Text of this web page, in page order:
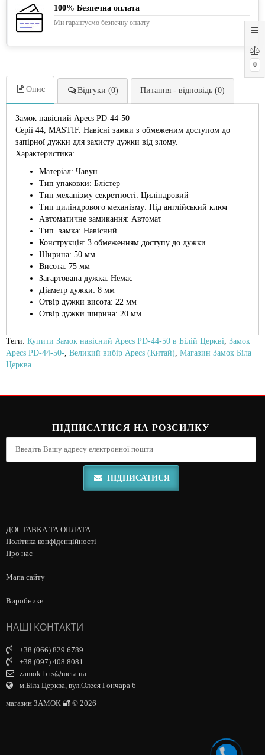
0
100% Безпечна оплата
Ми гарантуємо безпечну оплату
Опис Відгуки (0) Питання - відповідь (0)
Замок навісний Apecs PD-44-50
Серії 44, MASTIF. Навісні замки з обмеженим доступом до
запірної дужки для захисту дужки від злому.
Характеристика:
Матеріал: Чавун
Тип упаковки: Блістер
Тип механізму секретності: Циліндровий
Тип циліндрового механізму: Під англійський ключ
Автоматичне замикання: Автомат
Тип замка: Навісний
Конструкція: З обмеженням доступу до дужки
Ширина: 50 мм
Висота: 75 мм
Загартована дужка: Немає
Діаметр дужки: 8 мм
Отвір дужки висота: 22 мм
Отвір дужки ширина: 20 мм
Теги: Купити Замок навісний Apecs PD-44-50 в Білій Церкві Замок
Apecs PD-44-50- Великий вибір Apecs (Китай) Магазин Замок Біла
Церква
ПІДПИСАТИСЯ НА РОЗСИЛКУ
ПІДПИСАТИСЯ
ДОСТАВКА ТА ОПЛАТА
Політика конфіденційності
Про нас
Мапа сайту
Виробники
НАШІ КОНТАКТИ
+38 (066) 829 6789
+38 (097) 408 8081
zamok-b.ts@meta.ua
м.Біла Церква, вул.Олеся Гончара 6
магазин ЗАМОК 🔐 © 2026